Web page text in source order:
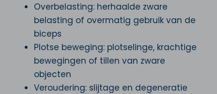
Overbelasting: herhaalde zware
belasting of overmatig gebruik van de
biceps
Plotse beweging: plotselinge, krachtige
bewegingen of tillen van zware
objecten
Veroudering: slijtage en degeneratie